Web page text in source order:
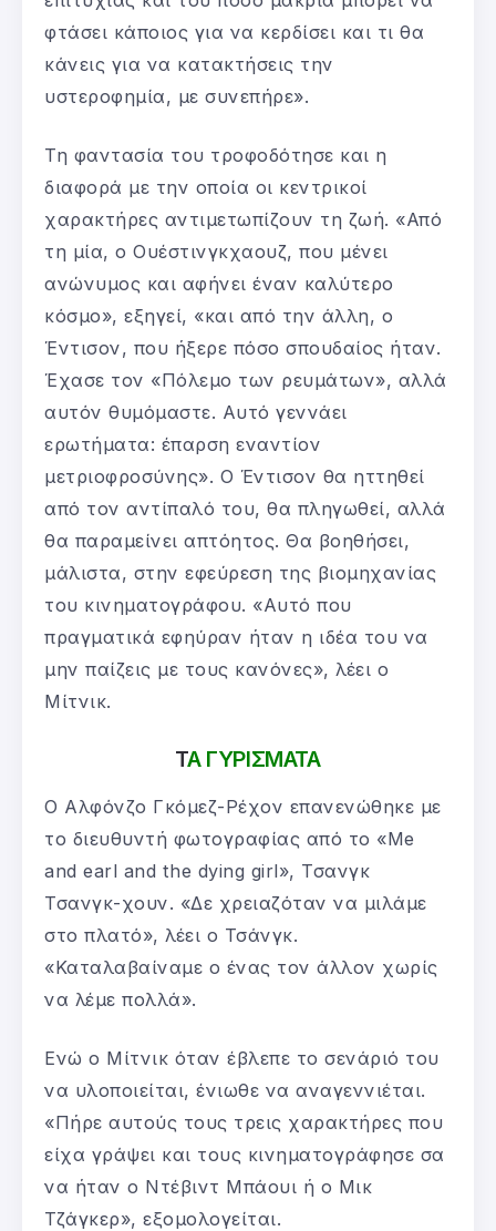
φτάσει κάποιος για να κερδίσει και τι θα
κάνεις για να κατακτήσεις την
υστεροφημία, με συνεπήρε».
Τη φαντασία του τροφοδότησε και η
διαφορά με την οποία οι κεντρικοί
χαρακτήρες αντιμετωπίζουν τη ζωή. «Από
τη μία, ο Ουέστινγκχαουζ, που μένει
ανώνυμος και αφήνει έναν καλύτερο
κόσμο», εξηγεί, «και από την άλλη, ο
Έντισον, που ήξερε πόσο σπουδαίος ήταν.
Έχασε τον «Πόλεμο των ρευμάτων», αλλά
αυτόν θυμόμαστε. Αυτό γεννάει
ερωτήματα: έπαρση εναντίον
μετριοφροσύνης». Ο Έντισον θα ηττηθεί
από τον αντίπαλό του, θα πληγωθεί, αλλά
θα παραμείνει απτόητος. Θα βοηθήσει,
μάλιστα, στην εφεύρεση της βιομηχανίας
του κινηματογράφου. «Αυτό που
πραγματικά εφηύραν ήταν η ιδέα του να
μην παίζεις με τους κανόνες», λέει ο
Μίτνικ.
ΤΑ ΓΥΡΙΣΜΑΤΑ
Ο Αλφόνζο Γκόμεζ-Ρέχον επανενώθηκε με
το διευθυντή φωτογραφίας από το «Me
and earl and the dying girl», Τσανγκ
Τσανγκ-χουν. «Δε χρειαζόταν να μιλάμε
στο πλατό», λέει ο Τσάνγκ.
«Καταλαβαίναμε ο ένας τον άλλον χωρίς
να λέμε πολλά».
Ενώ ο Μίτνικ όταν έβλεπε το σενάριό του
να υλοποιείται, ένιωθε να αναγεννιέται.
«Πήρε αυτούς τους τρεις χαρακτήρες που
είχα γράψει και τους κινηματογράφησε σα
να ήταν ο Ντέβιντ Μπάουι ή ο Μικ
Τζάγκερ», εξομολογείται.